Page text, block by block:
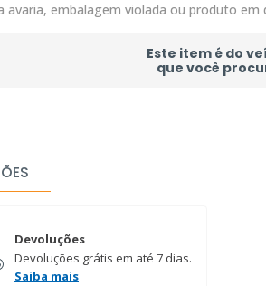
avaria, embalagem violada ou produto em
Este item é do
que você
Devoluções
Devoluções grátis em até 7 dias.
Saiba mais